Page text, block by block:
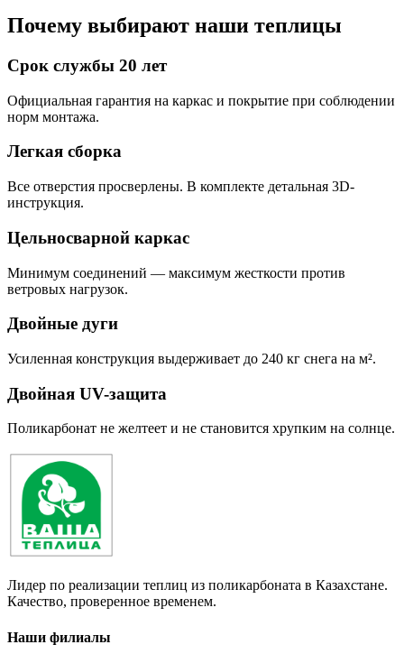
Почему выбирают наши теплицы
Срок службы 20 лет
Официальная гарантия на каркас и покрытие при соблюдении
норм монтажа.
Легкая сборка
Все отверстия просверлены. В комплекте детальная 3D-
инструкция.
Цельносварной каркас
Минимум соединений — максимум жесткости против
ветровых нагрузок.
Двойные дуги
Усиленная конструкция выдерживает до 240 кг снега на м².
Двойная UV-защита
Поликарбонат не желтеет и не становится хрупким на солнце.
Лидер по реализации теплиц из поликарбоната в Казахстане.
Качество, проверенное временем.
Наши филиалы